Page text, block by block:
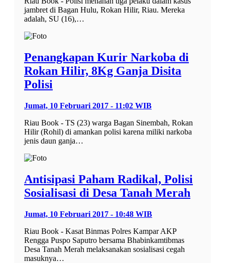
jambret di Bagan Hulu, Rokan Hilir, Riau. Mereka
adalah, SU (16),…
Penangkapan Kurir Narkoba di
Rokan Hilir, 8Kg Ganja Disita
Polisi
Jumat, 10 Februari 2017 - 11:02 WIB
Riau Book - TS (23) warga Bagan Sinembah, Rokan
Hilir (Rohil) di amankan polisi karena miliki narkoba
jenis daun ganja…
Antisipasi Paham Radikal, Polisi
Sosialisasi di Desa Tanah Merah
Jumat, 10 Februari 2017 - 10:48 WIB
Riau Book - Kasat Binmas Polres Kampar AKP
Rengga Puspo Saputro bersama Bhabinkamtibmas
Desa Tanah Merah melaksanakan sosialisasi cegah
masuknya…